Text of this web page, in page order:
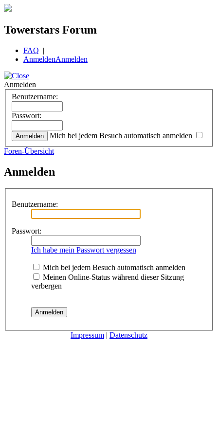
Towerstars Forum
FAQ |
AnmeldenAnmelden
Anmelden
Benutzername:
Passwort:
Mich bei jedem Besuch automatisch anmelden
Foren-Übersicht
Anmelden
Benutzername:
Passwort:
Ich habe mein Passwort vergessen
Mich bei jedem Besuch automatisch anmelden
Meinen Online-Status während dieser Sitzung
verbergen
Impressum | Datenschutz